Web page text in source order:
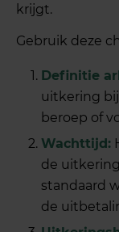
krijgt.
Gebruik deze
Definitie
uitkering
beroep of
Wachttijd:
de
standaard
de